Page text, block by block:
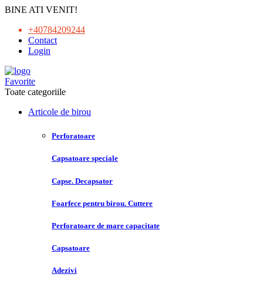
BINE ATI VENIT!
+40784209244
Contact
Login
Favorite
Toate categoriile
Articole de birou
Perforatoare
Capsatoare speciale
Capse. Decapsator
Foarfece pentru birou. Cuttere
Perforatoare de mare capacitate
Capsatoare
Adezivi